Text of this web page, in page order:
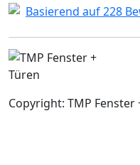
Basierend auf 228
Copyright: TMP